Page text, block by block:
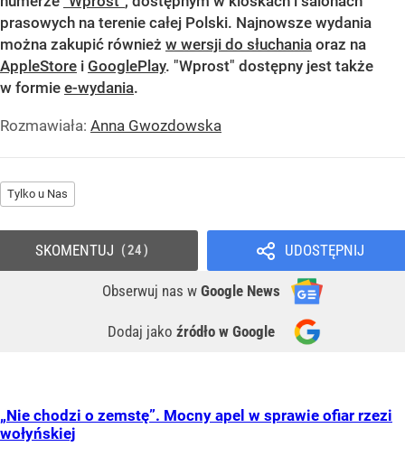
prasowych na terenie całej Polski. Najnowsze wydania
można zakupić również w wersji do słuchania oraz na
AppleStore i GooglePlay. "Wprost" dostępny jest także
w formie e-wydania.
Rozmawiała: Anna Gwozdowska
Tylko u Nas
UDOSTĘPNIJ
Obserwuj nas w Google News
Dodaj jako źródło w Google
SKOMENTUJ 24
„Nie chodzi o zemstę”. Mocny apel w sprawie ofiar rzezi
wołyńskiej